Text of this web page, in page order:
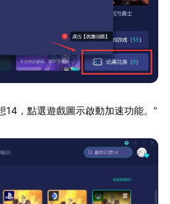
14，點選遊戲圖示啟動加速功能。"